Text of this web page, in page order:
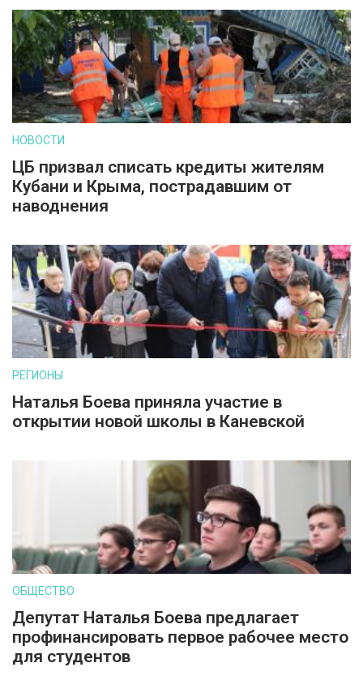
НОВОСТИ
ЦБ призвал списать кредиты жителям
Кубани и Крыма, пострадавшим от
наводнения
РЕГИОНЫ
Наталья Боева приняла участие в
открытии новой школы в Каневской
ОБЩЕСТВО
Депутат Наталья Боева предлагает
профинансировать первое рабочее место
для студентов